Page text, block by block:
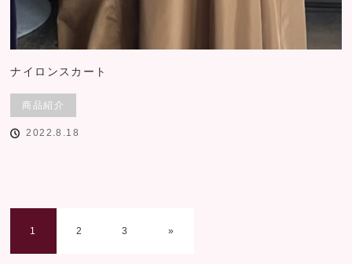
ナイロンスカート
商品紹介
2022.8.18
1 2 3 »